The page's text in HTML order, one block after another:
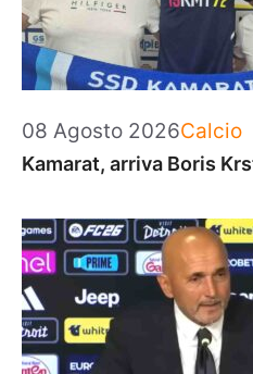
08 Agosto 2026Calcio
Kamarat, arriva Boris